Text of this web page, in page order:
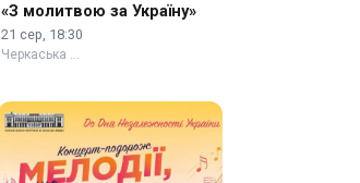
«З молитвою за Україну»
21 сер, 18:30
Черкаська …